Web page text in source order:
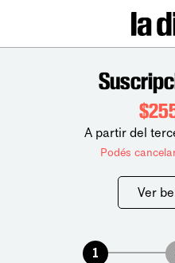
A partir del
Podés
Ver
1